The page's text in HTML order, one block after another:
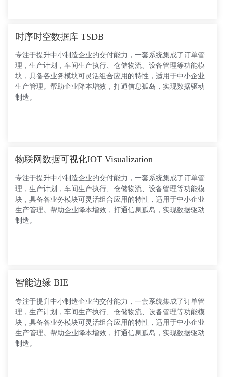
时序时空数据库 TSDB
专注于提升中小制造企业的交付能力，一套系统集成了订单管
理，生产计划，车间生产执行、仓储物流、设备管理等功能模
块，具备各业务模块可灵活组合应用的特性，适用于中小企业
生产管理。帮助企业降本增效，打通信息孤岛，实现数据驱动
制造。
物联网数据可视化IOT Visualization
专注于提升中小制造企业的交付能力，一套系统集成了订单管
理，生产计划，车间生产执行、仓储物流、设备管理等功能模
块，具备各业务模块可灵活组合应用的特性，适用于中小企业
生产管理。帮助企业降本增效，打通信息孤岛，实现数据驱动
制造。
智能边缘 BIE
专注于提升中小制造企业的交付能力，一套系统集成了订单管
理，生产计划，车间生产执行、仓储物流、设备管理等功能模
块，具备各业务模块可灵活组合应用的特性，适用于中小企业
生产管理。帮助企业降本增效，打通信息孤岛，实现数据驱动
制造。